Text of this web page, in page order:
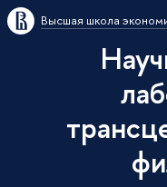
Высшая школа